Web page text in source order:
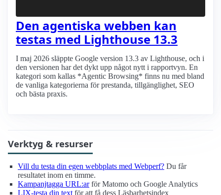
Den agentiska webben kan
testas med Lighthouse 13.3
I maj 2026 släppte Google version 13.3 av Lighthouse, och i
den versionen har det dykt upp något nytt i rapportvyn. En
kategori som kallas *Agentic Browsing* finns nu med bland
de vanliga kategorierna för prestanda, tillgänglighet, SEO
och bästa praxis.
Verktyg & resurser
Vill du testa din egen webbplats med Webperf? Du får
resultatet inom en timme.
Kampanjtagga URL:arför Matomo och Google Analytics
LIX-testa din text för att få dess Läsbarhetsindex